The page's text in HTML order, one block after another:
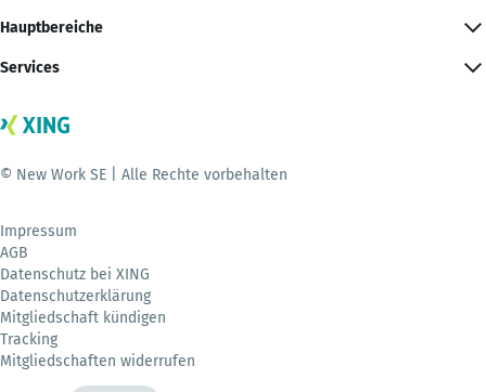
Hauptbereiche
Services
© New Work SE | Alle Rechte vorbehalten
Impressum
AGB
Datenschutz bei XING
Datenschutzerklärung
Mitgliedschaft kündigen
Tracking
Mitgliedschaften widerrufen